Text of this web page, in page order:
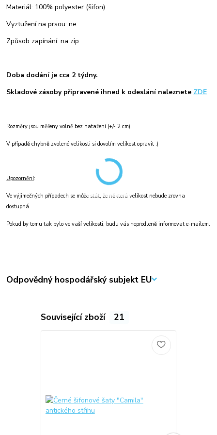
Materiál: 100% polyester (šifon)
Vyztužení na prsou: ne
Způsob zapínání: na zip
Doba dodání je cca 2 týdny.
Skladové zásoby připravené ihned k odeslání naleznete ZDE
Rozměry jsou měřeny volně bez natažení (+/- 2 cm).
V případě chybně zvolené velikosti si dovolím velikost opravit :)
Upozornění:
Ve výjimečných případech se může stát, že některá velikost nebude zrovna
dostupná.
Pokud by tomu tak bylo ve vaší velikosti, budu vás neprodleně informovat e-mailem.
Odpovědný hospodářský subjekt EU
Související zboží 21